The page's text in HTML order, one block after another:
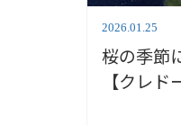
2026.01.25
桜の季節
【クレド